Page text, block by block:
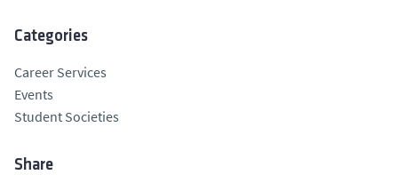
Categories
Career Services
Events
Student Societies
Share